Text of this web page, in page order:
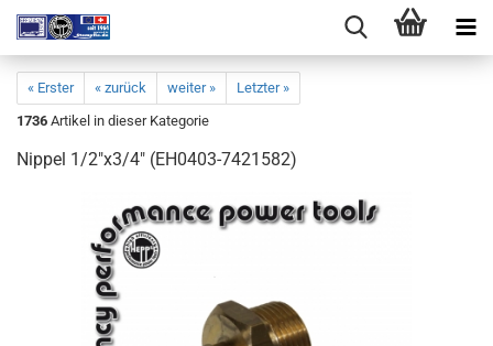
« Erster « zurück weiter »
Letzter »
1736 Artikel in dieser Kategorie
Nippel 1/2"x3/4" (EH0403-7421582)